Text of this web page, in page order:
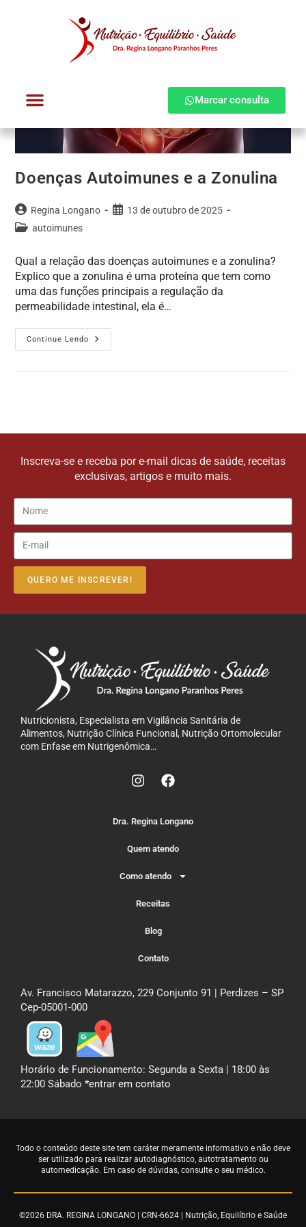
Marcar consulta
Doenças Autoimunes e a Zonulina
Regina Longano
13 de outubro de 2025
autoimunes
Qual a relação das doenças autoimunes e a zonulina?
Explico que a zonulina é uma proteína que tem como
uma das funções principais a regulação da
permeabilidade intestinal, ela é…
Continue Lendo
Inscreva-se e receba por e-mail dicas de saúde, receitas
exclusivas, artigos e muito mais.
QUERO ME INSCREVER!
Nutricionista, Especialista em Vigilância Sanitária de
Alimentos, Nutrição Clínica Funcional, Nutrição Ortomolecular
com Enfase em Nutrigenômica…
Dra. Regina Longano
Quem atendo
Como atendo
Receitas
Blog
Contato
Av. Francisco Matarazzo, 229 Conjunto 91 | Perdizes – SP
Cep-05001-000
Horário de Funcionamento: Segunda a Sexta | 18:00 às
22:00 Sábado *entrar em contato
Todo o conteúdo deste site tem caráter meramente informativo e não deve
ser utilizado para realizar autodiagnóstico, autotratamento ou
automedicação. Em caso de dúvidas, consulte o seu médico.
©2026 DRA. REGINA LONGANO | CRN-6624 | Nutrição, Equilíbrio e Saúde